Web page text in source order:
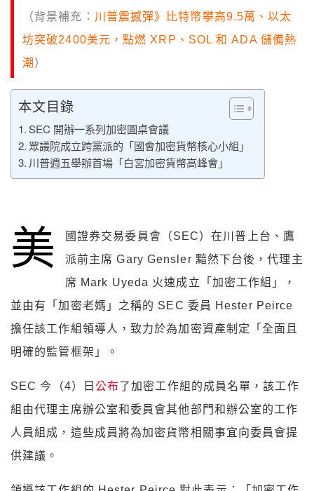
（背景補充： 川普震撼彈》比特幣攀高9.5萬、以太
坊突破2400美元，點燃 XRP、SOL 和 ADA 儲備熱
潮 ）
本文目錄
SEC 開辦一系列加密圓桌會議
眾議院成立跨黨派的「國會加密貨幣核心小組」
川普週五舉辦首場「白宮加密貨幣高峰會」
美
國證券交易委員會（SEC）在川普上台、鷹
派前主席 Gary Gensler 黯然下台後，代理主
席 Mark Uyeda 火速成立「加密工作組」，
並由有「加密老媽」之稱的 SEC 委員 Hester Peirce
擔任該工作組領導人，致力於為加密資產制定「全面且
明確的監管框架」。
SEC 今（4）日 公布了加密工作組的成員名單，該工作
組由代理主席辦公室和委員會其他部門和辦公室的工作
人員組成，這些成員將為加密貨幣相關事宜向委員會提
供建議。